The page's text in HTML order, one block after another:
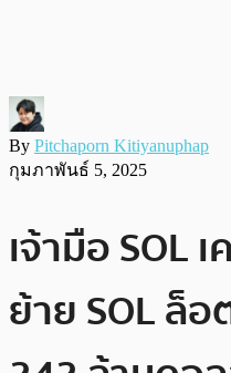
By Pitchaporn Kitiyanuphap
กุมภาพันธ์ 5, 2025
เจ้ามือ SOL
ย้าย SOL ล็